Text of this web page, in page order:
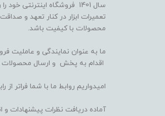
سال 1401 فروشگاه
تعمیرات ابزار در کنار تعهد و
محصولات با کیفیت باشد.
ما به عنوان نمایندگی و عاملیت
اقدام به پخش و ارسال
امیدواریم روابط ما با شما فراتر
آماده دریافت نظرات پیشنهادات و